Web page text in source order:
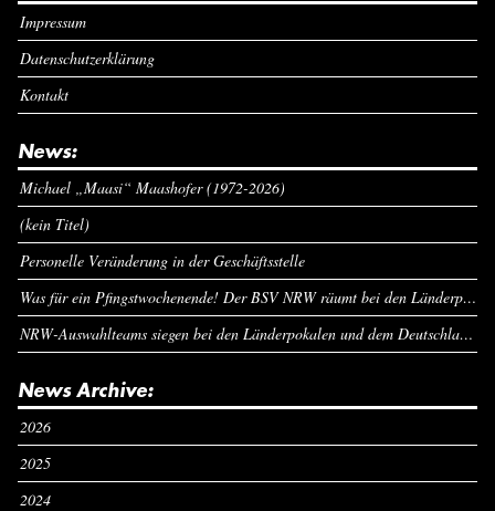
Impressum
Datenschutzerklärung
Kontakt
News:
Michael „Maasi“ Maashofer (1972-2026)
(kein Titel)
Personelle Veränderung in der Geschäftsstelle
Was für ein Pfingstwochenende! Der BSV NRW räumt bei den Länderpokalen ab
NRW-Auswahlteams siegen bei den Länderpokalen und dem Deutschlandcup an Pfingsten
News Archive:
2026
2025
2024